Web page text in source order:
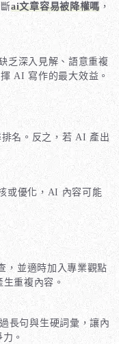
ai文章容易被降權嗎 ，
乏深入見解、語意重複
AI 寫作的最大效益。
名。反之，若 AI 產出
或優化，AI 內容可能
，並適時加入專業觀點
重複內容。
長句與生硬詞彙，讓內
。